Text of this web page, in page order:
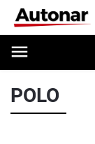
POLO